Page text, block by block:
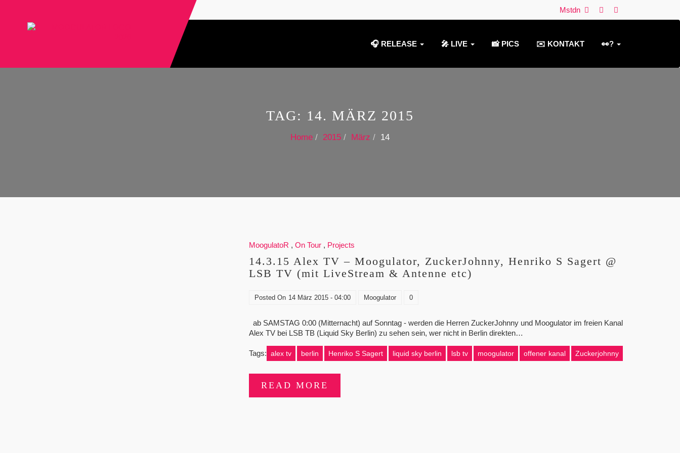
Mstdn
🎧 RELEASE 🎤 LIVE 📸 PICS ✉️ KONTAKT 👀?
TAG: 14. MÄRZ 2015
Home 2015 März 14
MoogulatoR , On Tour, Projects
14.3.15 Alex TV – Moogulator, ZuckerJohnny, Henriko S Sagert @
LSB TV (mit LiveStream & Antenne etc)
Posted On 14 März 2015 - 04:00 Moogulator 0
ab SAMSTAG 0:00 (Mitternacht) auf Sonntag - werden die Herren ZuckerJohnny und Moogulator im freien Kanal
Alex TV bei LSB TB (Liquid Sky Berlin) zu sehen sein, wer nicht in Berlin direkten…
Tags: alex tv berlin Henriko S Sagert liquid sky berlin lsb tv moogulator offener kanal Zuckerjohnny
READ MORE